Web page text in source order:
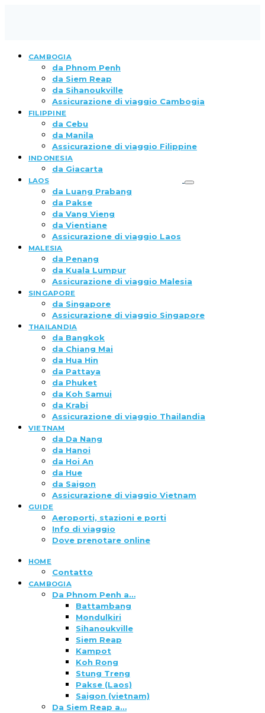
CAMBOGIA
da Phnom Penh
da Siem Reap
da Sihanoukville
Assicurazione di viaggio Cambogia
FILIPPINE
da Cebu
da Manila
Assicurazione di viaggio Filippine
INDONESIA
da Giacarta
LAOS
da Luang Prabang
da Pakse
da Vang Vieng
da Vientiane
Assicurazione di viaggio Laos
MALESIA
da Penang
da Kuala Lumpur
Assicurazione di viaggio Malesia
SINGAPORE
da Singapore
Assicurazione di viaggio Singapore
THAILANDIA
da Bangkok
da Chiang Mai
da Hua Hin
da Pattaya
da Phuket
da Koh Samui
da Krabi
Assicurazione di viaggio Thailandia
VIETNAM
da Da Nang
da Hanoi
da Hoi An
da Hue
da Saigon
Assicurazione di viaggio Vietnam
GUIDE
Aeroporti, stazioni e porti
Info di viaggio
Dove prenotare online
HOME
Contatto
CAMBOGIA
Da Phnom Penh a…
Battambang
Mondulkiri
Sihanoukville
Siem Reap
Kampot
Koh Rong
Stung Treng
Pakse (Laos)
Saigon (vietnam)
Da Siem Reap a…